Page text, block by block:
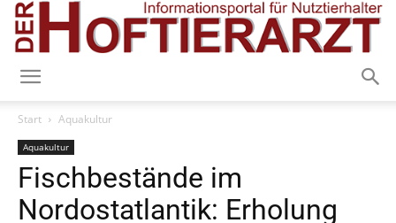
Start Aquakultur
Aquakultur
Fischbestände im
Nordostatlantik: Erholung